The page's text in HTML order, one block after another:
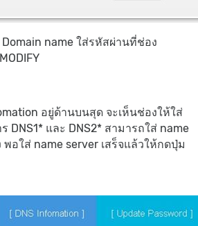
name ใส่รหัสผ่านที่ช่อง
อยู่ด้านบนสุด จะเห็นช่องให้ใส่
DNS1* และ DNS2* สามารถใส่ name
อใส่ name server เสร็จแล้วให้กดปุ่ม